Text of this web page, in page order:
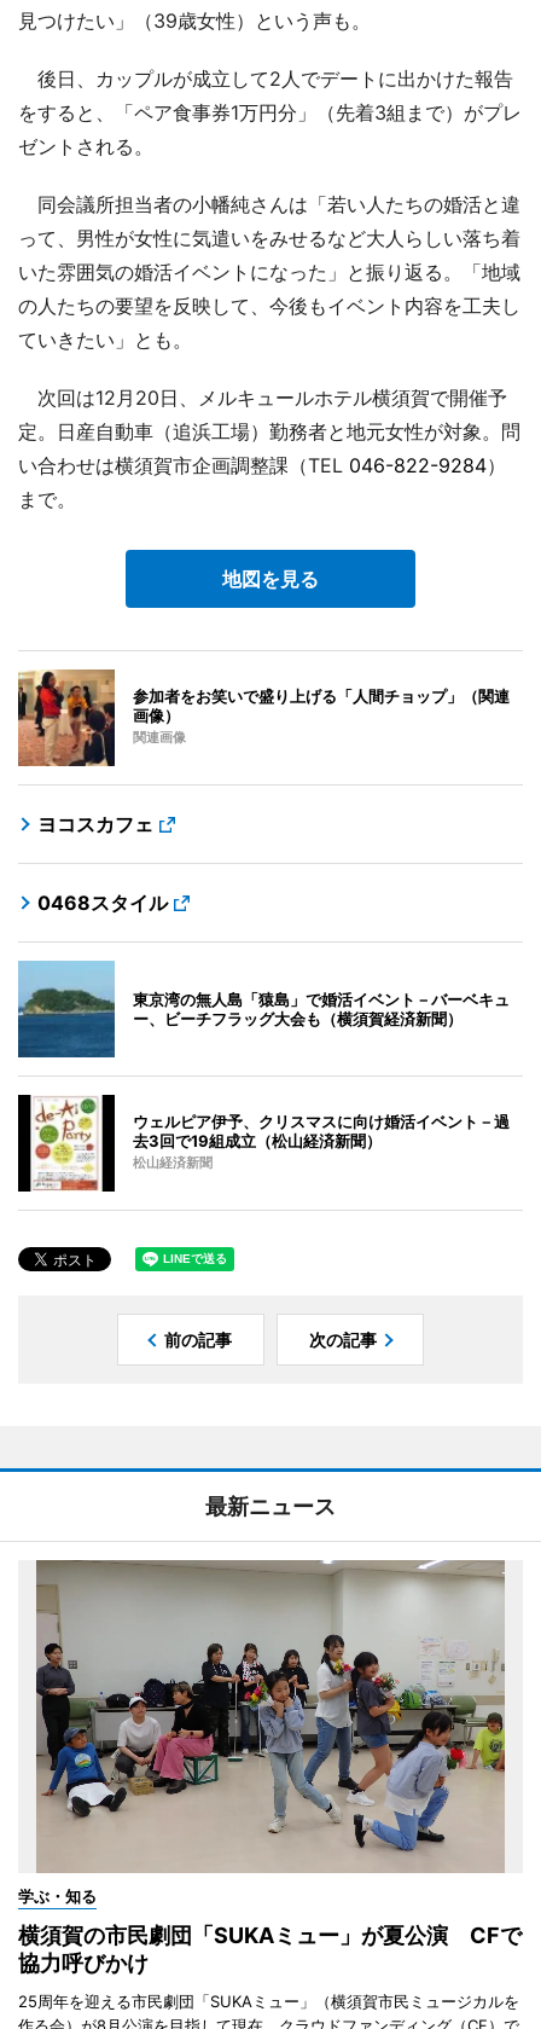
見つけたい」（39歳女性）という声も。
後日、カップルが成立して2人でデートに出かけた報告
をすると、「ペア食事券1万円分」（先着3組まで）がプレ
ゼントされる。
同会議所担当者の小幡純さんは「若い人たちの婚活と違
って、男性が女性に気遣いをみせるなど大人らしい落ち着
いた雰囲気の婚活イベントになった」と振り返る。「地域
の人たちの要望を反映して、今後もイベント内容を工夫し
ていきたい」とも。
次回は12月20日、メルキュールホテル横須賀で開催予
定。日産自動車（追浜工場）勤務者と地元女性が対象。問
い合わせは横須賀市企画調整課（TEL 046-822-9284）
まで。
地図を見る
参加者をお笑いで盛り上げる「人間チョップ」（関連
画像）
関連画像
ヨコスカフェ
0468スタイル
東京湾の無人島「猿島」で婚活イベント－バーベキュ
ー、ビーチフラッグ大会も（横須賀経済新聞）
ウェルピア伊予、クリスマスに向け婚活イベント－過
去3回で19組成立（松山経済新聞）
松山経済新聞
前の記事 次の記事
最新ニュース
学ぶ・知る
横須賀の市民劇団「SUKAミュー」が夏公演 CFで
協力呼びかけ
25周年を迎える市民劇団「SUKAミュー」（横須賀市民ミュージカルを